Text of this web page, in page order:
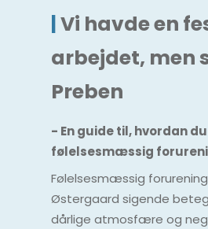
|Vi havde en
arbejdet, men
Preben
- En guide til, hvordan
følelsesmæssig
Følelsesmæssig forurening
Østergaard sigende
dårlige atmosfære og